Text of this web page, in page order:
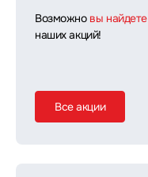
Возможно вы найдете
наших акций!
Все акции